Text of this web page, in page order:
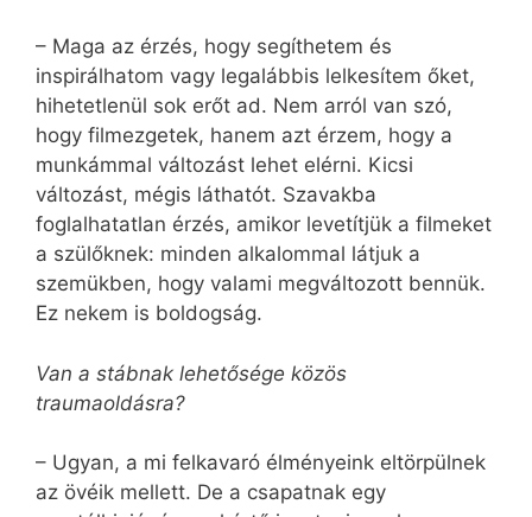
– Maga az érzés, hogy segíthetem és
inspirálhatom vagy legalábbis lelkesítem őket,
hihetetlenül sok erőt ad. Nem arról van szó,
hogy filmezgetek, hanem azt érzem, hogy a
munkámmal változást lehet elérni. Kicsi
változást, mégis láthatót. Szavakba
foglalhatatlan érzés, amikor levetítjük a filmeket
a szülőknek: minden alkalommal látjuk a
szemükben, hogy valami megváltozott bennük.
Ez nekem is boldogság.
Van a stábnak lehetősége közös
traumaoldásra?
– Ugyan, a mi felkavaró élményeink eltörpülnek
az övéik mellett. De a csapatnak egy